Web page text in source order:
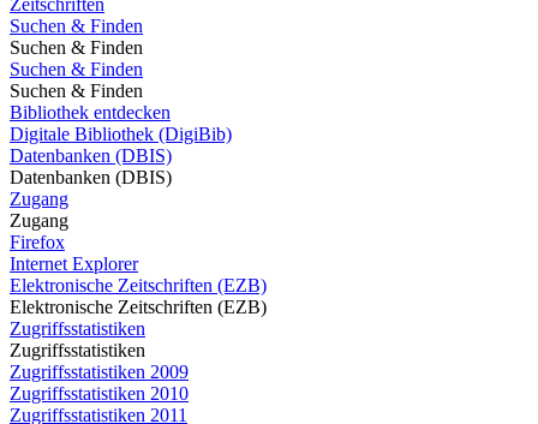
Zeitschriften
Suchen & Finden
Suchen & Finden
Suchen & Finden
Suchen & Finden
Bibliothek entdecken
Digitale Bibliothek (DigiBib)
Datenbanken (DBIS)
Datenbanken (DBIS)
Zugang
Zugang
Firefox
Internet Explorer
Elektronische Zeitschriften (EZB)
Elektronische Zeitschriften (EZB)
Zugriffsstatistiken
Zugriffsstatistiken
Zugriffsstatistiken 2009
Zugriffsstatistiken 2010
Zugriffsstatistiken 2011